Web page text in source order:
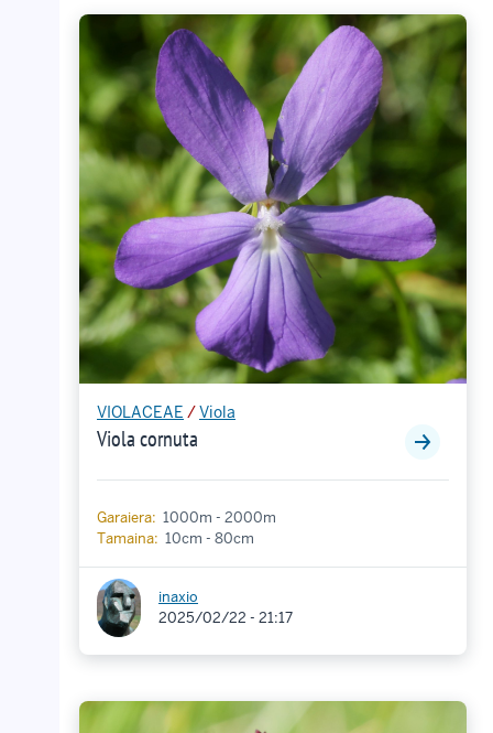
VIOLACEAE /Viola
Viola cornuta
Garaiera: 1000m - 2000m
Tamaina: 10cm - 80cm
inaxio
2025/02/22 - 21:17